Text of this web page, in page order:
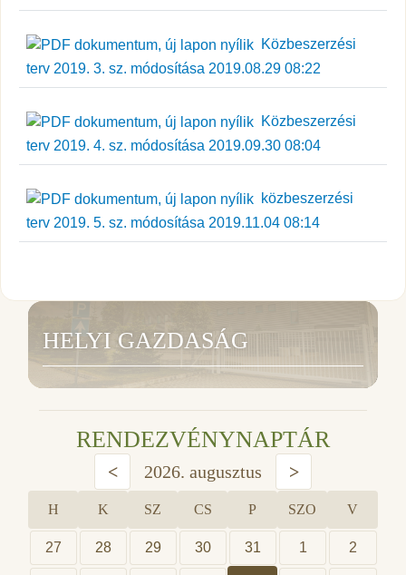
Közbeszerzési
terv 2019. 3. sz. módosítása 2019.08.29 08:22
Közbeszerzési
terv 2019. 4. sz. módosítása 2019.09.30 08:04
közbeszerzési
terv 2019. 5. sz. módosítása 2019.11.04 08:14
HELYI GAZDASÁG
RENDEZVÉNYNAPTÁR
< 2026. augusztus >
H K SZ CS P SZO V
27 28 29 30 31 1 2